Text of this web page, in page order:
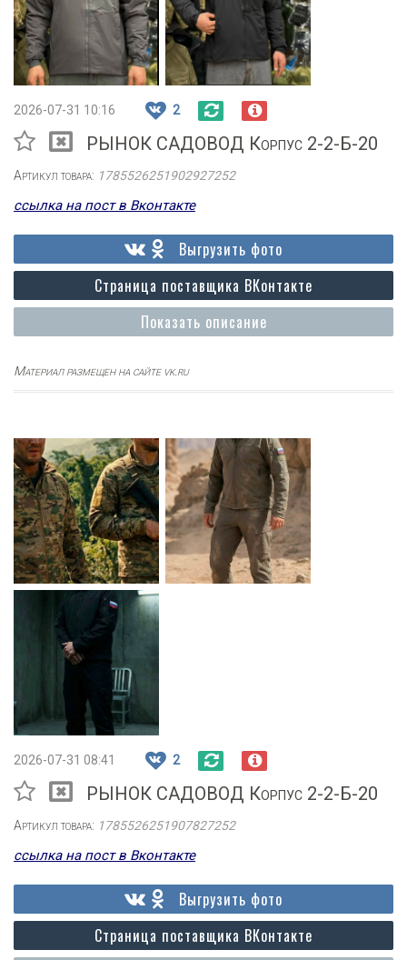
2026-07-31 10:16 2
РЫНОК САДОВОД Корпус 2-2-Б-20
Артикул товара: 1785526251902927252
ссылка на пост в Вконтакте
Показать описание
Страница поставщика ВКонтакте
Выгрузить фото
Материал размещен на сайте vk.ru
2026-07-31 08:41 2
РЫНОК САДОВОД Корпус 2-2-Б-20
Артикул товара: 1785526251907827252
ссылка на пост в Вконтакте
Страница поставщика ВКонтакте
Выгрузить фото